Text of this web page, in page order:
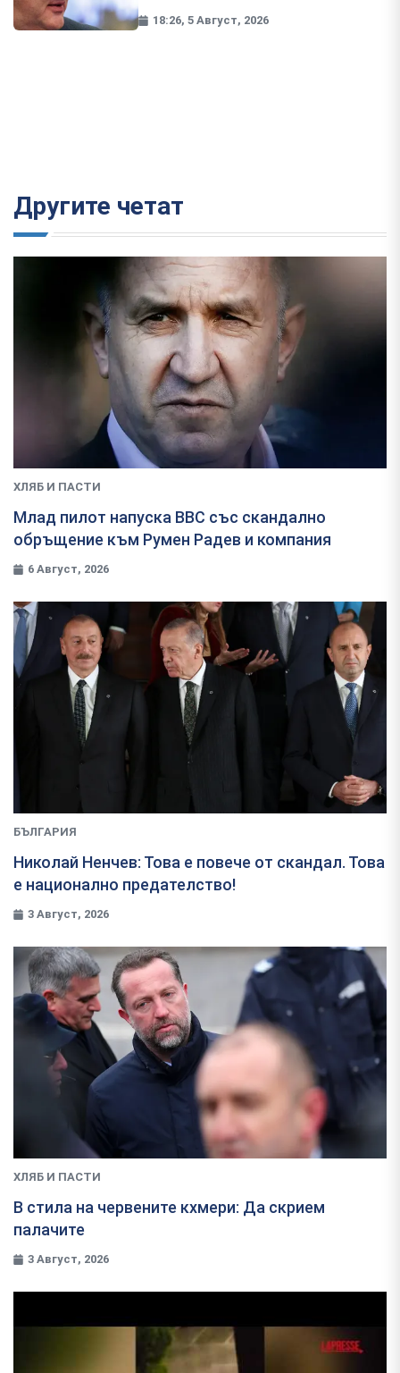
18:26, 5 Август, 2026
Другите четат
ХЛЯБ И ПАСТИ
Млад пилот напуска ВВС със скандално
обръщение към Румен Радев и компания
6 Август, 2026
БЪЛГАРИЯ
Николай Ненчев: Това е повече от скандал. Това
е национално предателство!
3 Август, 2026
ХЛЯБ И ПАСТИ
В стила на червените кхмери: Да скрием
палачите
3 Август, 2026